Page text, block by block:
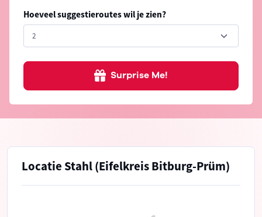
Hoeveel suggestieroutes wil je zien?
Surprise Me!
Locatie Stahl (Eifelkreis Bitburg-Prüm)